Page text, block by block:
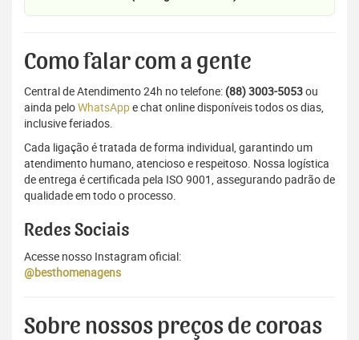
Como falar com a gente
Central de Atendimento 24h no telefone: (88) 3003-5053ou
ainda peloWhatsAppe chat online disponíveis todos os dias,
inclusive feriados.
Cada ligação é tratada de forma individual, garantindo um
atendimento humano, atencioso e respeitoso. Nossa logística
de entrega é certificada pela ISO 9001, assegurando padrão de
qualidade em todo o processo.
Redes Sociais
Acesse nosso Instagram oficial:
@besthomenagens
Sobre nossos preços de coroas